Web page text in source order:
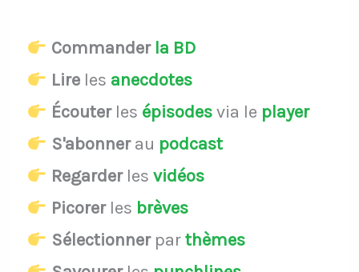
Commander la BD
Lireles anecdotes
Écouterles épisodesvia le player
S'abonnerau podcast
Regarderles vidéos
Picorerles brèves
Sélectionnerparthèmes